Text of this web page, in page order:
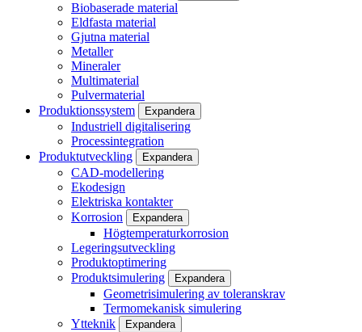
Biobaserade material
Eldfasta material
Gjutna material
Metaller
Mineraler
Multimaterial
Pulvermaterial
Produktionssystem
Expandera
Industriell digitalisering
Processintegration
Produktutveckling
Expandera
CAD-modellering
Ekodesign
Elektriska kontakter
Korrosion
Expandera
Högtemperaturkorrosion
Legeringsutveckling
Produktoptimering
Produktsimulering
Expandera
Geometrisimulering av toleranskrav
Termomekanisk simulering
Ytteknik
Expandera